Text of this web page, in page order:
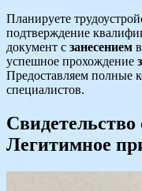
Планируете
подтверждение
документ с занесением
успешное прохождение
Предоставляем полные
специалистов.
Легитимное